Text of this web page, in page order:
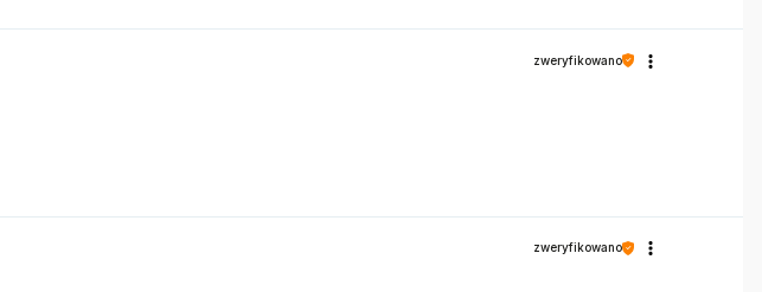
zweryfikowano
zweryfikowano